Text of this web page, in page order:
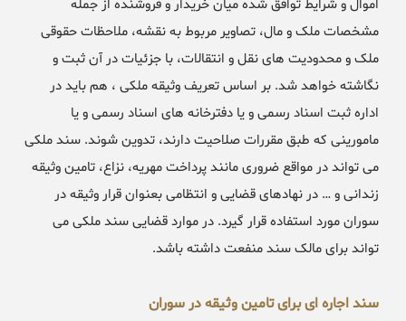
اموال و شرایط توافق شده میان خریدار و فروشنده از جمله
مشخصات ملک و مال، تصاویر مربوط به نقشه، ملاحظات حقوقی
ملک و محدودیت های نقل و انتقالات، با جزئیات در آن ثبت و
نگاشته خواهد شد. بر اساس تعریف وثیقه ملکی ، هم باید در
اداره ثبت اسناد رسمی و یا دفترخانه های اسناد رسمی و یا
مامورینی که طبق مقررات صلاحیت دارند، تدوین شوند. سند ملکی
می تواند در مواقع ضروری مانند پرداخت مهریه، نزاع، تامین وثیقه
زندانی و … در نهادهای قضایی و انتظامی بعنوان قرار وثیقه در
سوران مورد استفاده قرار گیرد. در موارد قضایی سند ملکی می
تواند برای مالک سند منفعت داشته باشد.
سند اجاره ای برای تامین وثیقه در سوران